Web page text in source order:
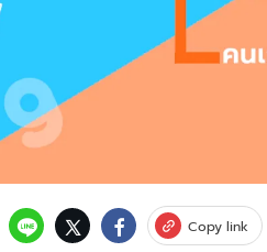
Copy link